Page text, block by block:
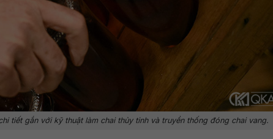
tiết gắn với kỹ thuật làm chai thủy tinh và truyền thống đóng chai vang.